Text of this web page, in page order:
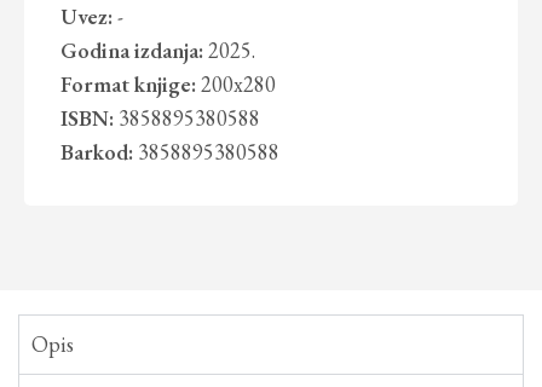
Uvez: -
Godina izdanja: 2025.
Format knjige: 200x280
ISBN: 3858895380588
Barkod: 3858895380588
Opis